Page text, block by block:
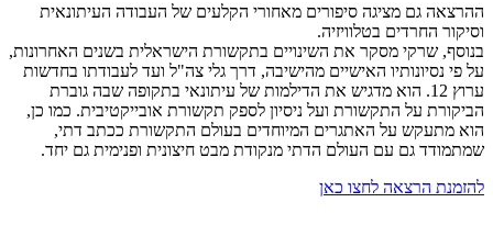
ההרצאה גם מציגה סיפורים מאחורי הקלעים של העבודה העיתונאית
וסיקור החרדים בטלוויזיה.
בנוסף, שרקי מסקר את השינויים בתקשורת הישראלית בשנים האחרונות,
על פי נסיונותיו האישיים מהישיבה, דרך גלי צה"ל ועד לעבודתו בחדשות
ערוץ 12. הוא מדגיש את הדילמות של עיתונאי בתקופה שבה גוברת
הביקורת על התקשורת ועל ניסיון לספק תקשורת אובייקטיבית. כמו כן,
הוא מתעקש על האתגרים המיוחדים בעולם התקשורת ככתב דתי,
שמתמודד גם עם העולם הדתי מנקודת מבט חיצונית ופנימית גם יחד.
להזמנת הרצאה לחצו כאן